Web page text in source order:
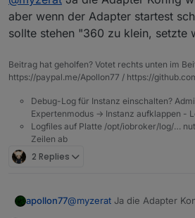
schon den browse
bei mir steht über all noch
aber wenn der Adapter startest
sollte stehen "360 zu klein, setzte
Beitrag hat geholfen? Votet rechts unten im
https://paypal.me/Apollon77 / https://
Debug-Log für Instanz einschalten?
Expertenmodus -> Instanz aufklappen -
Logfiles auf Platte /opt/iobroker/log/…
Zeilen ab
2 Replies
apollon77@myzerat Ja die Adapter